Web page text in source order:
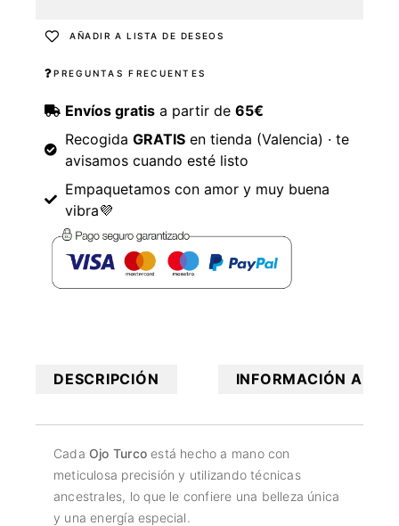
AÑADIR A LISTA DE DESEOS
PREGUNTAS FRECUENTES
Envíos gratisa partir de 65€
Recogida GRATISen tienda (Valencia) · te
avisamos cuando esté listo
Empaquetamos con amor y muy buena
vibra💜
DESCRIPCIÓN INFORMACIÓN
Cada Ojo Turcoestá hecho a mano con
meticulosa precisión y utilizando técnicas
ancestrales, lo que le confiere una belleza única
y una energía especial.